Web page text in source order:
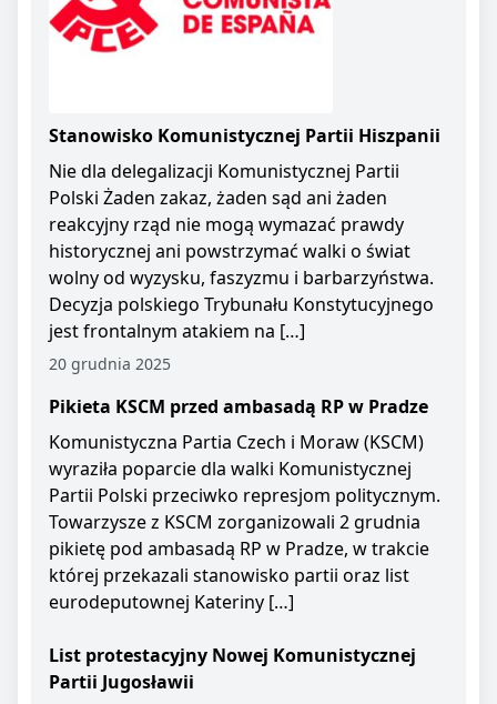
Stanowisko Komunistycznej Partii Hiszpanii
Nie dla delegalizacji Komunistycznej Partii
Polski Żaden zakaz, żaden sąd ani żaden
reakcyjny rząd nie mogą wymazać prawdy
historycznej ani powstrzymać walki o świat
wolny od wyzysku, faszyzmu i barbarzyństwa.
Decyzja polskiego Trybunału Konstytucyjnego
jest frontalnym atakiem na […]
20 grudnia 2025
Pikieta KSCM przed ambasadą RP w Pradze
Komunistyczna Partia Czech i Moraw (KSCM)
wyraziła poparcie dla walki Komunistycznej
Partii Polski przeciwko represjom politycznym.
Towarzysze z KSCM zorganizowali 2 grudnia
pikietę pod ambasadą RP w Pradze, w trakcie
której przekazali stanowisko partii oraz list
eurodeputownej Kateriny […]
List protestacyjny Nowej Komunistycznej
Partii Jugosławii